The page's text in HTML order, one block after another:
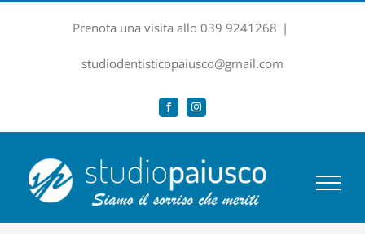
Prenota una visita allo 039 9241268 |
studiodentisticopaiusco@gmail.com
FacebookInstagram